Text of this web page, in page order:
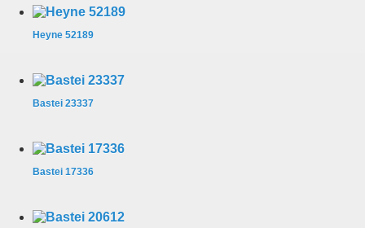
Heyne 52189
Bastei 23337
Bastei 17336